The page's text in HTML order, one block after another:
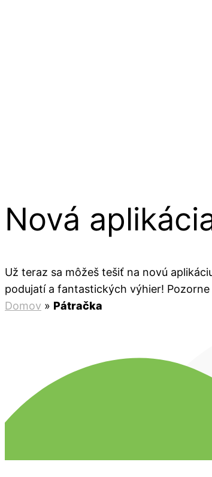
Nová
Už teraz sa môžeš tešiť na novú
podujatí a fantastických výhier!
Domov » Pátračka